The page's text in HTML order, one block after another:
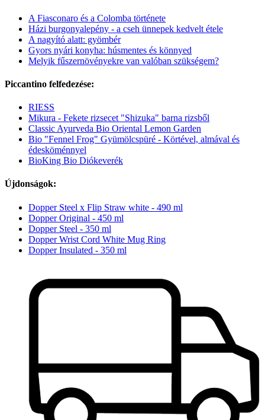
A Fiasconaro és a Colomba története
Házi burgonyalepény - a cseh ünnepek kedvelt étele
A nagyító alatt: gyömbér
Gyors nyári konyha: húsmentes és könnyed
Melyik fűszernövényekre van valóban szükségem?
Piccantino felfedezése:
RIESS
Mikura - Fekete rizsecet "Shizuka" barna rizsből
Classic Ayurveda Bio Oriental Lemon Garden
Bio "Fennel Frog" Gyümölcspüré - Körtével, almával és
édesköménnyel
BioKing Bio Diókeverék
Újdonságok:
Dopper Steel x Flip Straw white - 490 ml
Dopper Original - 450 ml
Dopper Steel - 350 ml
Dopper Wrist Cord White Mug Ring
Dopper Insulated - 350 ml